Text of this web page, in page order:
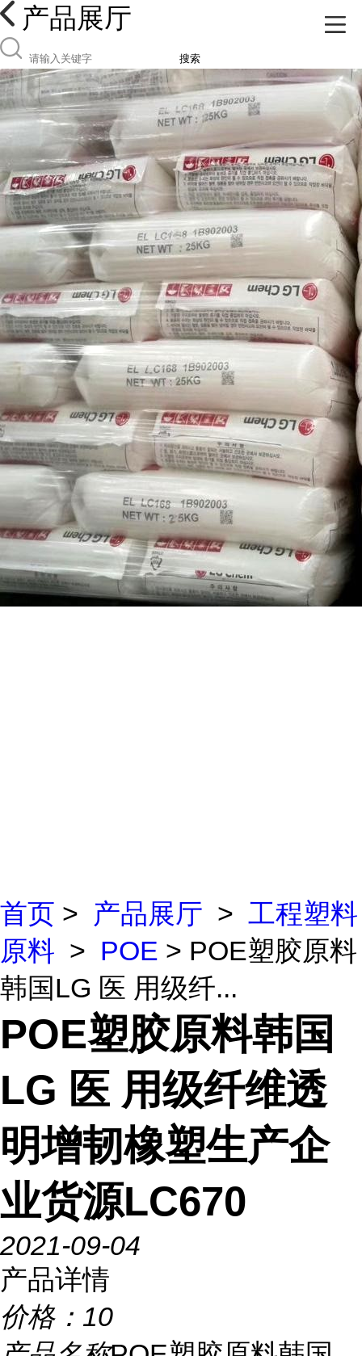
产品展厅
搜索
首页 > 产品展厅 > 工程塑料
原料 > POE > POE塑胶原料
韩国LG 医 用级纤...
POE塑胶原料韩国
LG 医 用级纤维透
明增韧橡塑生产企
业货源LC670
2021-09-04
产品详情
价格： 10